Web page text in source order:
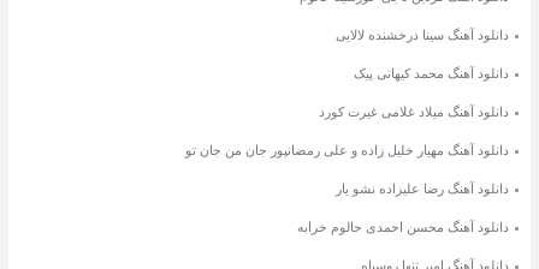
دانلود آهنگ سینا درخشنده لالایی
دانلود آهنگ محمد کیهانی پیک
دانلود آهنگ میلاد غلامی غیرت کورد
دانلود آهنگ مهیار خلیل زاده و علی رمضانپور جان من جان تو
دانلود آهنگ رضا علیزاده نشو یار
دانلود آهنگ محسن احمدی حالوم خرابه
دانلود آهنگ امیر تنها روسیاه